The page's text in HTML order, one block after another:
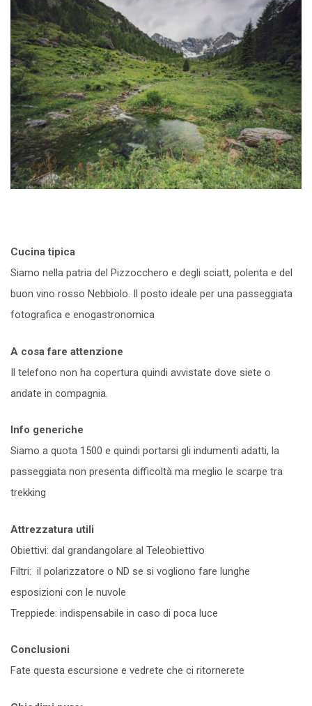
Cucina tipica
Siamo nella patria del Pizzocchero e degli sciatt, polenta e del
buon vino rosso Nebbiolo. Il posto ideale per una passeggiata
fotografica e enogastronomica
A cosa fare attenzione
Il telefono non ha copertura quindi avvistate dove siete o
andate in compagnia.
Info generiche
Siamo a quota 1500 e quindi portarsi gli indumenti adatti, la
passeggiata non presenta difficoltà ma meglio le scarpe tra
trekking
Attrezzatura utili
Obiettivi: dal grandangolare al Teleobiettivo
Filtri: il polarizzatore o ND se si vogliono fare lunghe
esposizioni con le nuvole
Treppiede: indispensabile in caso di poca luce
Conclusioni
Fate questa escursione e vedrete che ci ritornerete